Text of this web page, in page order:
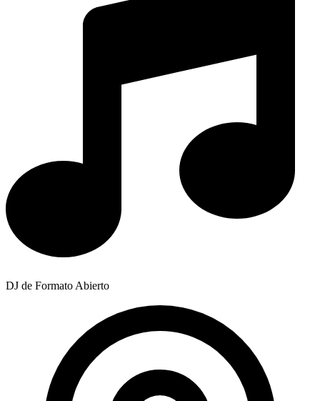
DJ de Formato Abierto